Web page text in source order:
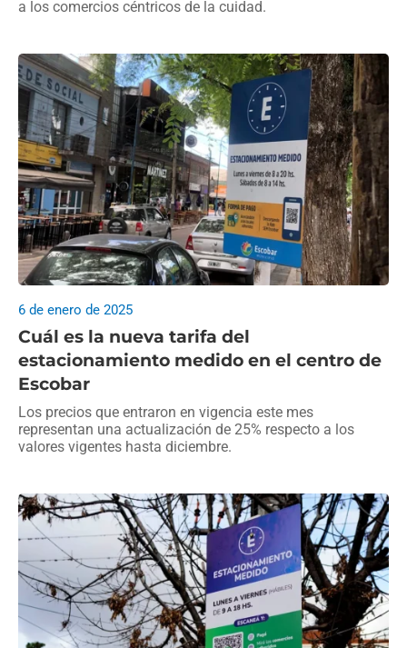
a los comercios céntricos de la cuidad.
Cuál es la nueva tarifa del
estacionamiento medido en el centro de
Escobar
6 de enero de 2025
Los precios que entraron en vigencia este mes
representan una actualización de 25% respecto a los
valores vigentes hasta diciembre.